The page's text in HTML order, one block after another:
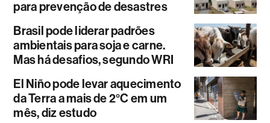
para prevenção de desastres
Brasil pode liderar padrões
ambientais para soja e carne.
Mas há desafios, segundo WRI
El Niño pode levar aquecimento
da Terra a mais de 2°C em um
mês, diz estudo